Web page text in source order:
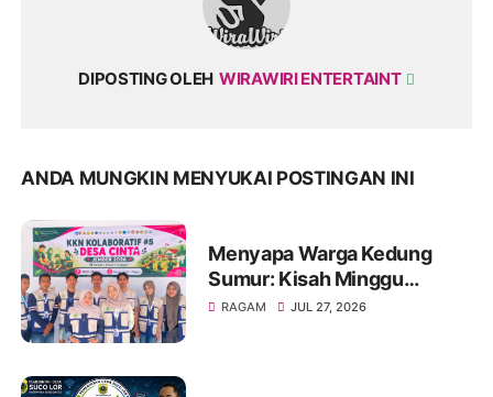
DIPOSTING OLEH WIRAWIRI ENTERTAINT
ANDA MUNGKIN MENYUKAI POSTINGAN INI
Menyapa Warga Kedung
Sumur: Kisah Minggu
Pertama KKN Desa Bagon
RAGAM JUL 27, 2026